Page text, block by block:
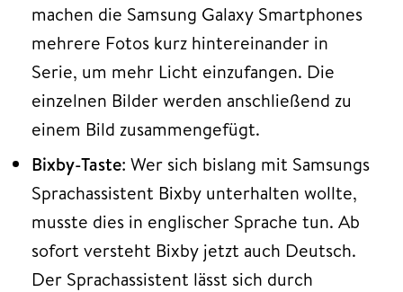
machen die Samsung Galaxy Smartphones
mehrere Fotos kurz hintereinander in
Serie, um mehr Licht einzufangen. Die
einzelnen Bilder werden anschließend zu
einem Bild zusammengefügt.
Bixby-Taste: Wer sich bislang mit Samsungs
Sprachassistent Bixby unterhalten wollte,
musste dies in englischer Sprache tun. Ab
sofort versteht Bixby jetzt auch Deutsch.
Der Sprachassistent lässt sich durch